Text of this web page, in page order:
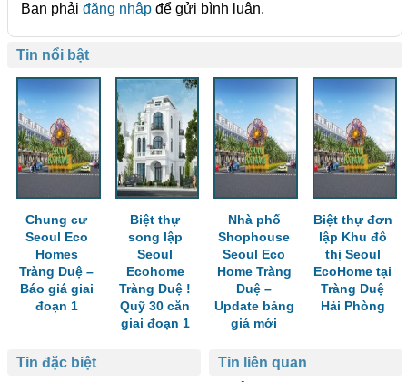
Bạn phải đăng nhập để gửi bình luận.
Tin nổi bật
Chung cư
Seoul Eco
Homes
Tràng Duệ –
Báo giá giai
đoạn 1
Biệt thự
song lập
Seoul
Ecohome
Tràng Duệ !
Quỹ 30 căn
giai đoạn 1
Nhà phố
Shophouse
Seoul Eco
Home Tràng
Duệ –
Update bảng
giá mới
Biệt thự đơn
lập Khu đô
thị Seoul
EcoHome tại
Tràng Duệ
Hải Phòng
Tin liên quan
Tin đặc biệt